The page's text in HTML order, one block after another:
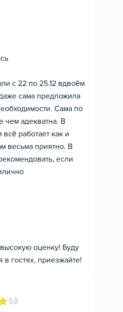
с 22 по 25.12 вдвоём
сама предложила
Сама по
чем адекватна. В
работает как и
весьма приятно. В
если
оценку! Буду
в гостях, приезжайте!
5,0